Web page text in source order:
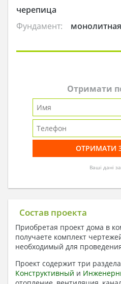
черепица
Фундамент:
Отримати
Ваші дані
Состав проекта
Приобретая проект дома в
получаете комплект
необходимый для
Проект содержит три
Конструктивный и